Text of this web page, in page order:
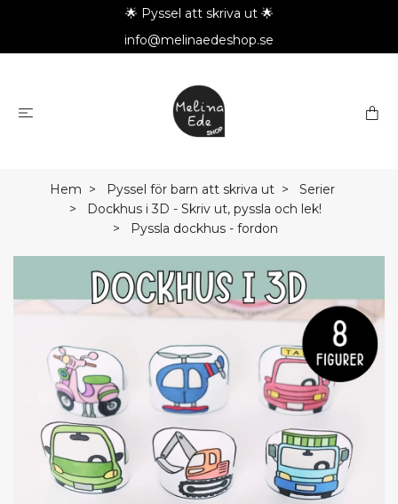
🌟 Pyssel att skriva ut 🌟
info@melinaedeshop.se
Hem Pyssel för barn att skriva ut
Serier
Dockhus i 3D - Skriv ut, pyssla och lek!
Pyssla dockhus - fordon